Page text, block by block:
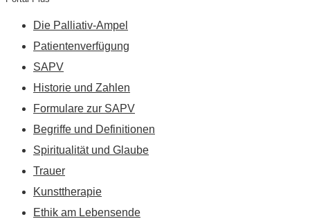
Die Palliativ-Ampel
Patientenverfügung
SAPV
Historie und Zahlen
Formulare zur SAPV
Begriffe und Definitionen
Spiritualität und Glaube
Trauer
Kunsttherapie
Ethik am Lebensende